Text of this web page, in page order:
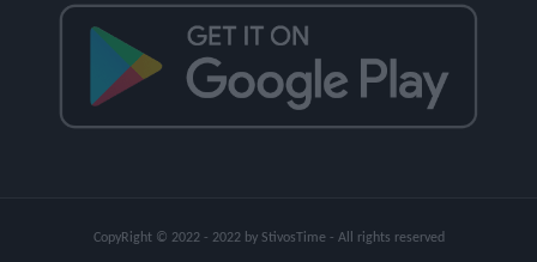
CopyRight © 2022 - 2022 by StivosTime - All rights reserved